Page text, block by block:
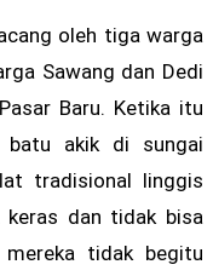
oleh tiga warga
Sawang dan Dedi
Baru. Ketika itu
batu akik di sungai
tradisional linggis
keras dan tidak bisa
mereka tidak begitu